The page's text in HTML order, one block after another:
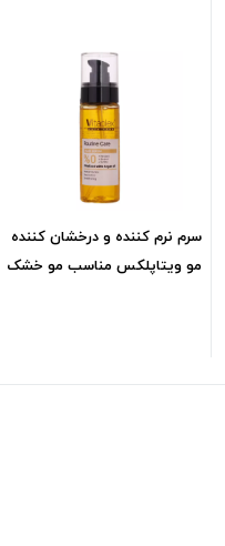
سرم نرم کننده و درخشان کننده
مو ویتاپلکس مناسب مو خشک